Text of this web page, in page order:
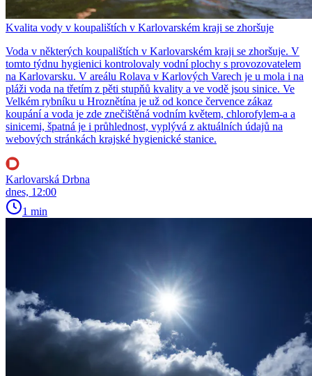
Kvalita vody v koupalištích v Karlovarském kraji se zhoršuje
Voda v některých koupalištích v Karlovarském kraji se zhoršuje. V
tomto týdnu hygienici kontrolovaly vodní plochy s provozovatelem
na Karlovarsku. V areálu Rolava v Karlových Varech je u mola i na
pláži voda na třetím z pěti stupňů kvality a ve vodě jsou sinice. Ve
Velkém rybníku u Hroznětína je už od konce července zákaz
koupání a voda je zde znečištěná vodním květem, chlorofylem-a a
sinicemi, špatná je i průhlednost, vyplývá z aktuálních údajů na
webových stránkách krajské hygienické stanice.
Karlovarská Drbna
dnes, 12:00
1 min